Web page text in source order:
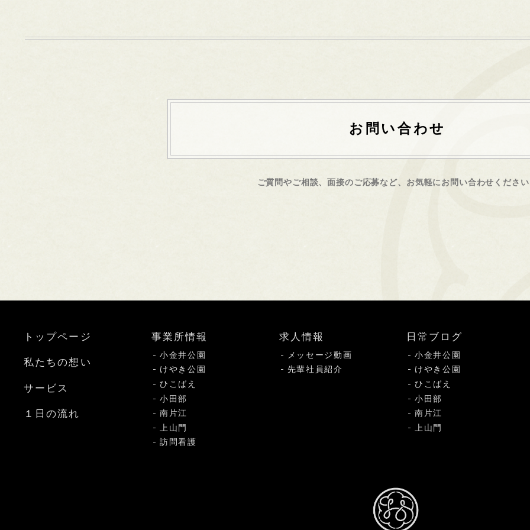
お問い合わせ
ご質問やご相談、面接のご応募など、 お気軽にお問い合わせくださ
トップページ
私たちの想い
サービス
１日の流れ
事業所情報
小金井公園
けやき公園
ひこばえ
小田部
南片江
上山門
訪問看護
求人情報
メッセージ動画
先輩社員紹介
日常ブログ
小金井公園
けやき公園
ひこばえ
小田部
南片江
上山門